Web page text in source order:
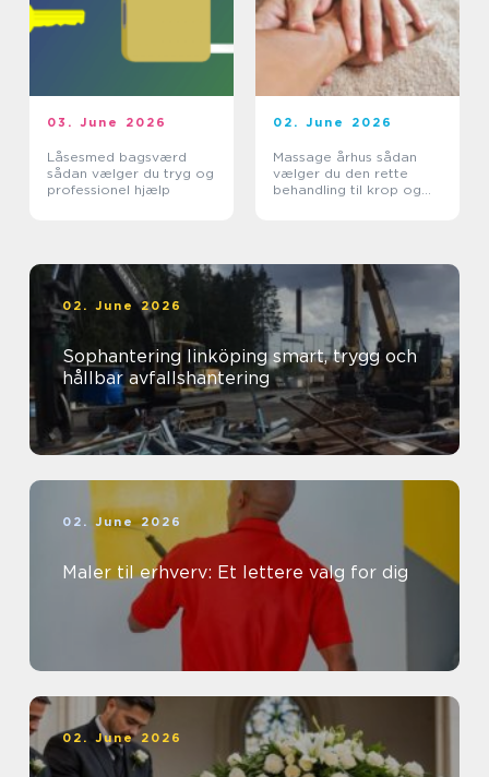
03. June 2026
Låsesmed bagsværd
sådan vælger du tryg og
professionel hjælp
02. June 2026
Massage århus sådan
vælger du den rette
behandling til krop og
02. June 2026
Sophantering linköping smart, trygg och
hållbar avfallshantering
02. June 2026
Maler til erhverv: Et lettere valg for dig
02. June 2026